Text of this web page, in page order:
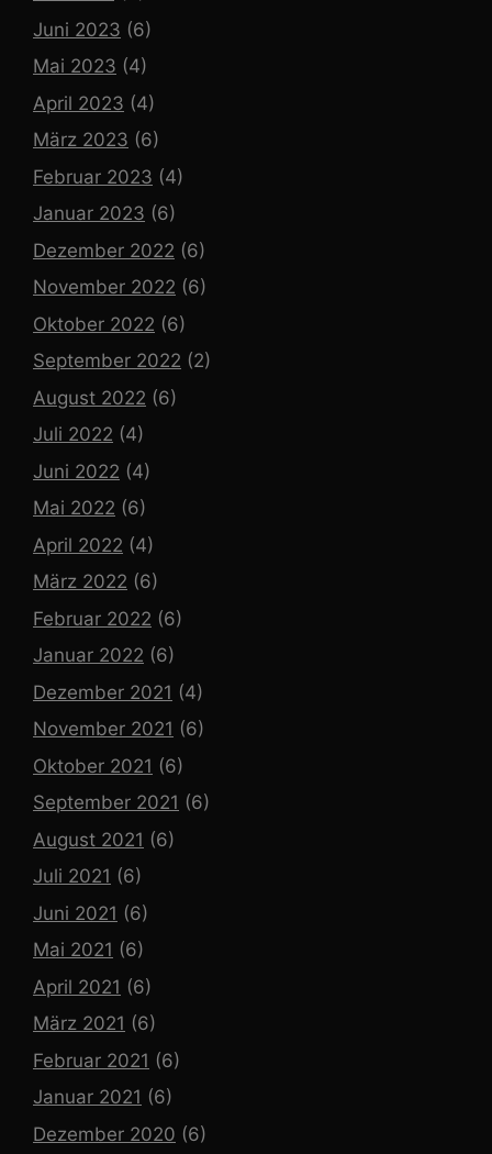
Juni 2023 (6)
Mai 2023 (4)
April 2023 (4)
März 2023 (6)
Februar 2023 (4)
Januar 2023 (6)
Dezember 2022 (6)
November 2022 (6)
Oktober 2022 (6)
September 2022 (2)
August 2022 (6)
Juli 2022 (4)
Juni 2022 (4)
Mai 2022 (6)
April 2022 (4)
März 2022 (6)
Februar 2022 (6)
Januar 2022 (6)
Dezember 2021 (4)
November 2021 (6)
Oktober 2021 (6)
September 2021 (6)
August 2021 (6)
Juli 2021 (6)
Juni 2021 (6)
Mai 2021 (6)
April 2021 (6)
März 2021 (6)
Februar 2021 (6)
Januar 2021 (6)
Dezember 2020 (6)